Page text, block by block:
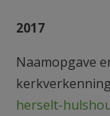
2017
Naamopgave
herselt-